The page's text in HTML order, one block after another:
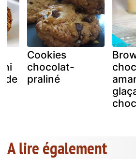
de
Cookies
chocolat-
praliné
A lire également